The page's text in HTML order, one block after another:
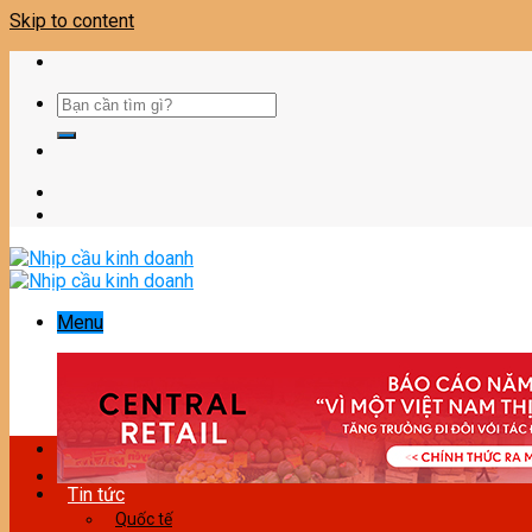
Skip to content
Menu
Tin tức
Quốc tế